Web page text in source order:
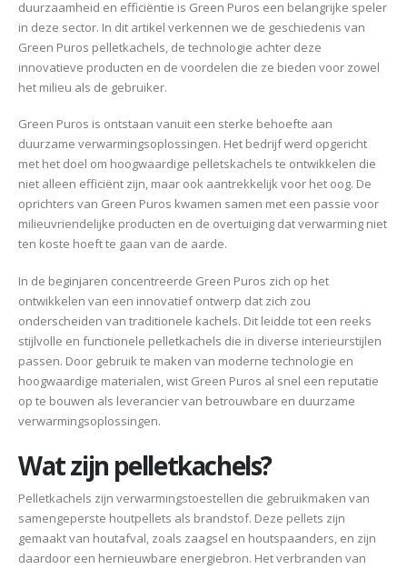
duurzaamheid en efficiëntie is Green Puros een belangrijke speler
in deze sector. In dit artikel verkennen we de geschiedenis van
Green Puros pelletkachels, de technologie achter deze
innovatieve producten en de voordelen die ze bieden voor zowel
het milieu als de gebruiker.
Green Puros is ontstaan vanuit een sterke behoefte aan
duurzame verwarmingsoplossingen. Het bedrijf werd opgericht
met het doel om hoogwaardige pelletskachels te ontwikkelen die
niet alleen efficiënt zijn, maar ook aantrekkelijk voor het oog. De
oprichters van Green Puros kwamen samen met een passie voor
milieuvriendelijke producten en de overtuiging dat verwarming niet
ten koste hoeft te gaan van de aarde.
In de beginjaren concentreerde Green Puros zich op het
ontwikkelen van een innovatief ontwerp dat zich zou
onderscheiden van traditionele kachels. Dit leidde tot een reeks
stijlvolle en functionele pelletkachels die in diverse interieurstijlen
passen. Door gebruik te maken van moderne technologie en
hoogwaardige materialen, wist Green Puros al snel een reputatie
op te bouwen als leverancier van betrouwbare en duurzame
verwarmingsoplossingen.
Wat zijn pelletkachels?
Pelletkachels zijn verwarmingstoestellen die gebruikmaken van
samengeperste houtpellets als brandstof. Deze pellets zijn
gemaakt van houtafval, zoals zaagsel en houtspaanders, en zijn
daardoor een hernieuwbare energiebron. Het verbranden van